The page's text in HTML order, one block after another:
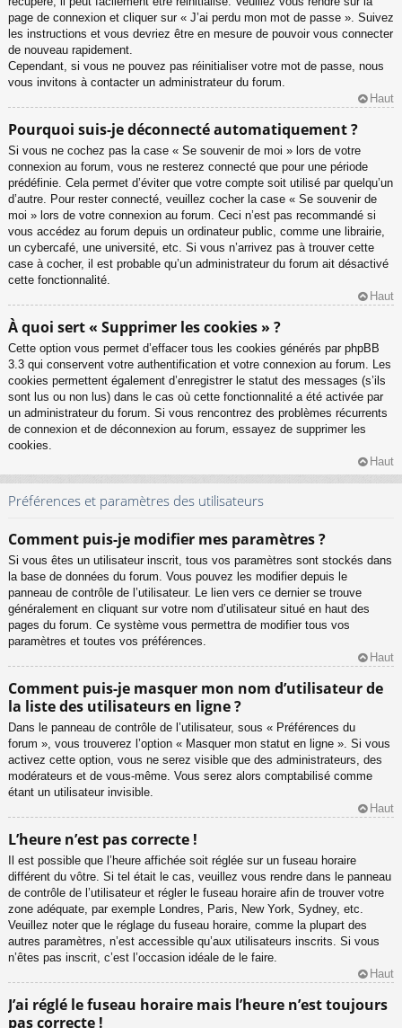
page de connexion et cliquer sur « J’ai perdu mon mot de passe ». Suivez
les instructions et vous devriez être en mesure de pouvoir vous connecter
de nouveau rapidement.
Cependant, si vous ne pouvez pas réinitialiser votre mot de passe, nous
vous invitons à contacter un administrateur du forum.
Haut
Pourquoi suis-je déconnecté automatiquement ?
Si vous ne cochez pas la case « Se souvenir de moi » lors de votre
connexion au forum, vous ne resterez connecté que pour une période
prédéfinie. Cela permet d’éviter que votre compte soit utilisé par quelqu’un
d’autre. Pour rester connecté, veuillez cocher la case « Se souvenir de
moi » lors de votre connexion au forum. Ceci n’est pas recommandé si
vous accédez au forum depuis un ordinateur public, comme une librairie,
un cybercafé, une université, etc. Si vous n’arrivez pas à trouver cette
case à cocher, il est probable qu’un administrateur du forum ait désactivé
cette fonctionnalité.
Haut
À quoi sert « Supprimer les cookies » ?
Cette option vous permet d’effacer tous les cookies générés par phpBB
3.3 qui conservent votre authentification et votre connexion au forum. Les
cookies permettent également d’enregistrer le statut des messages (s’ils
sont lus ou non lus) dans le cas où cette fonctionnalité a été activée par
un administrateur du forum. Si vous rencontrez des problèmes récurrents
de connexion et de déconnexion au forum, essayez de supprimer les
cookies.
Haut
Préférences et paramètres des utilisateurs
Comment puis-je modifier mes paramètres ?
Si vous êtes un utilisateur inscrit, tous vos paramètres sont stockés dans
la base de données du forum. Vous pouvez les modifier depuis le
panneau de contrôle de l’utilisateur. Le lien vers ce dernier se trouve
généralement en cliquant sur votre nom d’utilisateur situé en haut des
pages du forum. Ce système vous permettra de modifier tous vos
paramètres et toutes vos préférences.
Haut
Comment puis-je masquer mon nom d’utilisateur de
la liste des utilisateurs en ligne ?
Dans le panneau de contrôle de l’utilisateur, sous « Préférences du
forum », vous trouverez l’option « Masquer mon statut en ligne ». Si vous
activez cette option, vous ne serez visible que des administrateurs, des
modérateurs et de vous-même. Vous serez alors comptabilisé comme
étant un utilisateur invisible.
Haut
L’heure n’est pas correcte !
Il est possible que l’heure affichée soit réglée sur un fuseau horaire
différent du vôtre. Si tel était le cas, veuillez vous rendre dans le panneau
de contrôle de l’utilisateur et régler le fuseau horaire afin de trouver votre
zone adéquate, par exemple Londres, Paris, New York, Sydney, etc.
Veuillez noter que le réglage du fuseau horaire, comme la plupart des
autres paramètres, n’est accessible qu’aux utilisateurs inscrits. Si vous
n’êtes pas inscrit, c’est l’occasion idéale de le faire.
Haut
J’ai réglé le fuseau horaire mais l’heure n’est toujours
pas correcte !